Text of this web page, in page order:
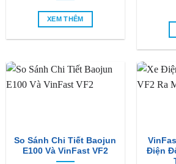
XEM THÊM
So Sánh Chi Tiết Baojun
E100 Và VinFast VF2
Điện